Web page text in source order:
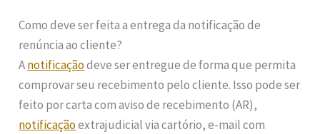
Como deve ser feita a entrega da notificação de
renúncia ao cliente?
Anotificaçãodeve ser entregue de forma que permita
comprovar seu recebimento pelo cliente. Isso pode ser
feito por carta com aviso de recebimento (AR),
notificaçãoextrajudicial via cartório, e-mail com